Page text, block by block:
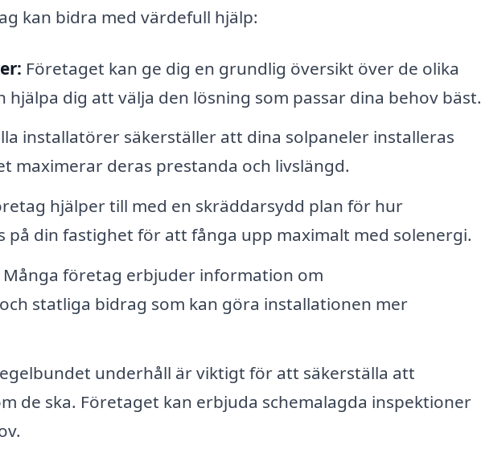
kan bidra med värdefull hjälp:
Företaget kan ge dig en grundlig översikt över de olika
hjälpa dig att välja den lösning som passar dina behov bäst.
installatörer säkerställer att dina solpaneler installeras
maximerar deras prestanda och livslängd.
hjälper till med en skräddarsydd plan för hur
på din fastighet för att fånga upp maximalt med solenergi.
Många företag erbjuder information om
statliga bidrag som kan göra installationen mer
underhåll är viktigt för att säkerställa att
de ska. Företaget kan erbjuda schemalagda inspektioner